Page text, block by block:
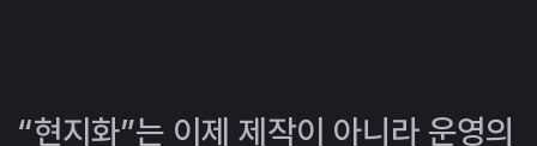
“현지화”는 이제 제작이 아니라 운영의